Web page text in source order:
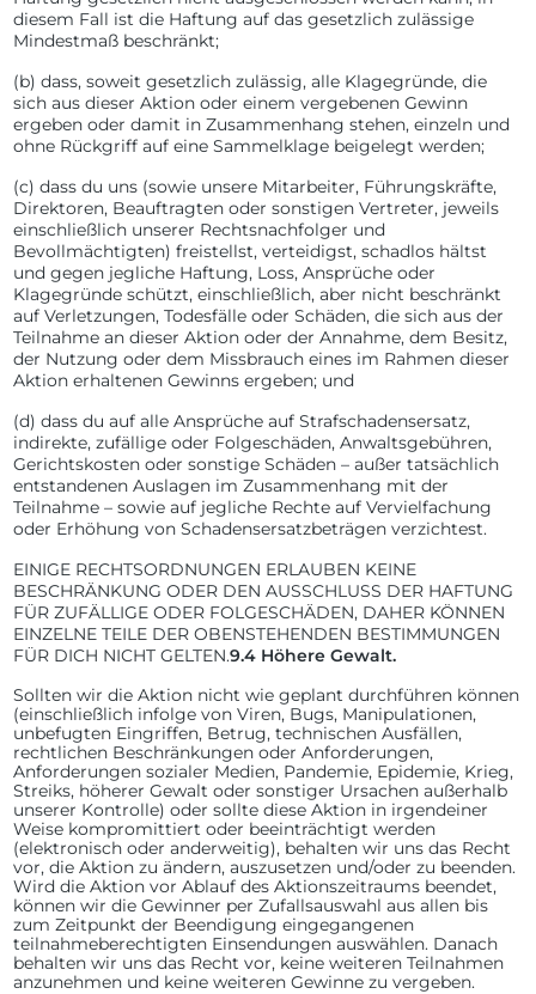
diesem Fall ist die Haftung auf das gesetzlich zulässige
Mindestmaß beschränkt;
(b) dass, soweit gesetzlich zulässig, alle Klagegründe, die
sich aus dieser Aktion oder einem vergebenen Gewinn
ergeben oder damit in Zusammenhang stehen, einzeln und
ohne Rückgriff auf eine Sammelklage beigelegt werden;
(c) dass du uns (sowie unsere Mitarbeiter, Führungskräfte,
Direktoren, Beauftragten oder sonstigen Vertreter, jeweils
einschließlich unserer Rechtsnachfolger und
Bevollmächtigten) freistellst, verteidigst, schadlos hältst
und gegen jegliche Haftung, Loss, Ansprüche oder
Klagegründe schützt, einschließlich, aber nicht beschränkt
auf Verletzungen, Todesfälle oder Schäden, die sich aus der
Teilnahme an dieser Aktion oder der Annahme, dem Besitz,
der Nutzung oder dem Missbrauch eines im Rahmen dieser
Aktion erhaltenen Gewinns ergeben; und
(d) dass du auf alle Ansprüche auf Strafschadensersatz,
indirekte, zufällige oder Folgeschäden, Anwaltsgebühren,
Gerichtskosten oder sonstige Schäden – außer tatsächlich
entstandenen Auslagen im Zusammenhang mit der
Teilnahme – sowie auf jegliche Rechte auf Vervielfachung
oder Erhöhung von Schadensersatzbeträgen verzichtest.
EINIGE RECHTSORDNUNGEN ERLAUBEN KEINE
BESCHRÄNKUNG ODER DEN AUSSCHLUSS DER HAFTUNG
FÜR ZUFÄLLIGE ODER FOLGESCHÄDEN, DAHER KÖNNEN
EINZELNE TEILE DER OBENSTEHENDEN BESTIMMUNGEN
FÜR DICH NICHT GELTEN.9.4 Höhere Gewalt.
Sollten wir die Aktion nicht wie geplant durchführen können
(einschließlich infolge von Viren, Bugs, Manipulationen,
unbefugten Eingriffen, Betrug, technischen Ausfällen,
rechtlichen Beschränkungen oder Anforderungen,
Anforderungen sozialer Medien, Pandemie, Epidemie, Krieg,
Streiks, höherer Gewalt oder sonstiger Ursachen außerhalb
unserer Kontrolle) oder sollte diese Aktion in irgendeiner
Weise kompromittiert oder beeinträchtigt werden
(elektronisch oder anderweitig), behalten wir uns das Recht
vor, die Aktion zu ändern, auszusetzen und/oder zu beenden.
Wird die Aktion vor Ablauf des Aktionszeitraums beendet,
können wir die Gewinner per Zufallsauswahl aus allen bis
zum Zeitpunkt der Beendigung eingegangenen
teilnahmeberechtigten Einsendungen auswählen. Danach
behalten wir uns das Recht vor, keine weiteren Teilnahmen
anzunehmen und keine weiteren Gewinne zu vergeben.